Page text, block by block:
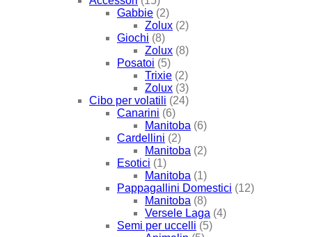
Gabbie (2)
Zolux (2)
Giochi (8)
Zolux (8)
Posatoi (5)
Trixie (2)
Zolux (3)
Cibo per volatili (24)
Canarini (6)
Manitoba (6)
Cardellini (2)
Manitoba (2)
Esotici (1)
Manitoba (1)
Pappagallini Domestici (12)
Manitoba (8)
Versele Laga (4)
Semi per uccelli (5)